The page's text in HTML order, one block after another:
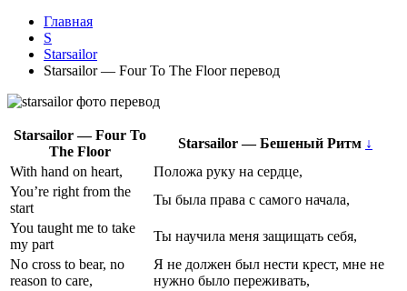
Главная
S
Starsailor
Starsailor — Four To The Floor перевод
Starsailor — Four To
The Floor
Starsailor — Бешеный Ритм ↓
With hand on heart,
Положа руку на сердце,
You’re right from the
start
Ты была права с самого начала,
You taught me to take
my part
Ты научила меня защищать себя,
No cross to bear, no
reason to care,
Я не должен был нести крест, мне не
нужно было переживать,